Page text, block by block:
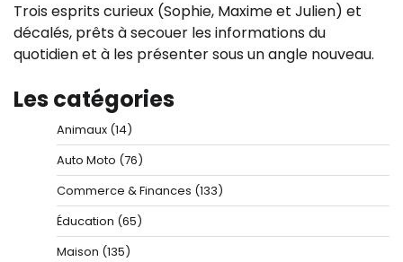
Trois esprits curieux (Sophie, Maxime et Julien) et
décalés, prêts à secouer les informations du
quotidien et à les présenter sous un angle nouveau.
Les catégories
Animaux (14)
Auto Moto (76)
Commerce & Finances (133)
Éducation (65)
Maison (135)